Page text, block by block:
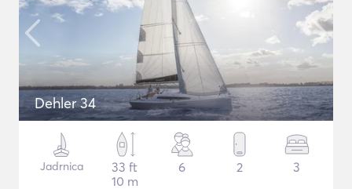
Dehler 34
Jadrnica
33 ft
10 m
6 2 3